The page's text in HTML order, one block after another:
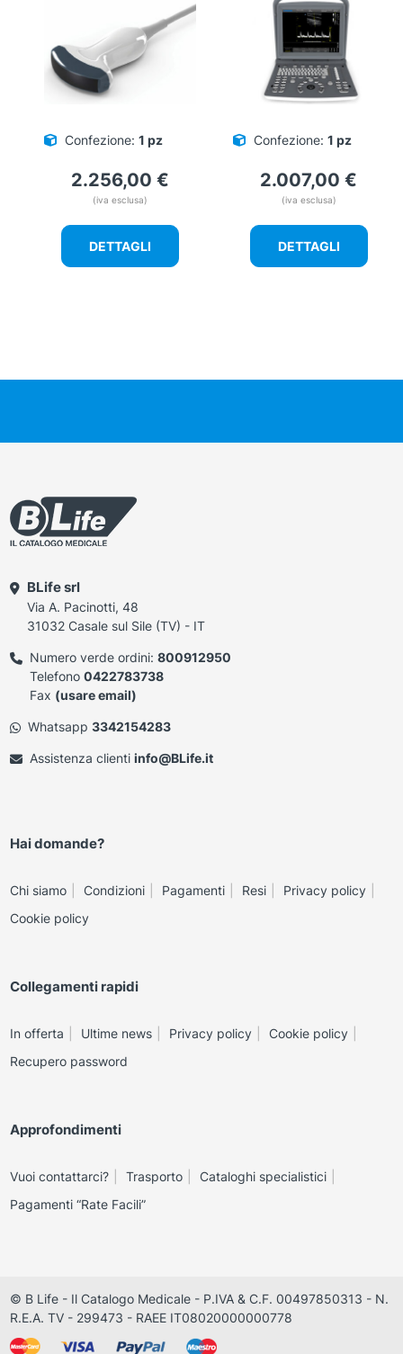
Confezione: 1 pz
2.256,00 €
(iva esclusa)
DETTAGLI
Confezione: 1 pz
2.007,00 €
(iva esclusa)
DETTAGLI
BLife srl
Via A. Pacinotti, 48
31032 Casale sul Sile (TV) - IT
Numero verde ordini: 800912950
Telefono 0422783738
Fax (usare email)
Whatsapp 3342154283
Assistenza clienti info@BLife.it
Hai domande?
Chi siamo Condizioni Pagamenti Resi
Privacy policy
Cookie policy
Collegamenti rapidi
In offerta Ultime news Privacy policy
Cookie policy
Recupero password
Approfondimenti
Vuoi contattarci? Trasporto
Cataloghi specialistici
Pagamenti “Rate Facili”
© B Life - Il Catalogo Medicale - P.IVA & C.F. 00497850313 - N.
R.E.A. TV - 299473 - RAEE IT08020000000778